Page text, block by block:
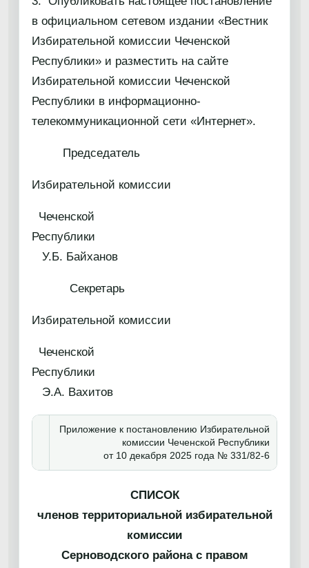
в официальном сетевом издании «Вестник
Избирательной комиссии Чеченской
Республики» и разместить на сайте
Избирательной комиссии Чеченской
Республики в информационно-
телекоммуникационной сети «Интернет».
Председатель
Избирательной комиссии
Чеченской
У.Б. Байханов
Секретарь
Избирательной комиссии
Чеченской
Э.А. Вахитов
Приложение к постановлению Избирательной
комиссии Чеченской Республики
от 10 декабря 2025 года № 331/82-6
СПИСОК
членов территориальной избирательной
комиссии
Серноводского района с правом